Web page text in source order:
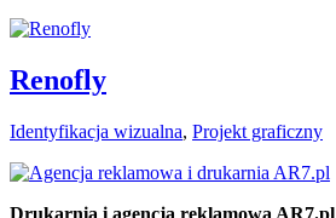
Renofly
Identyfikacja wizualna, Projekt graficzny
Drukarnia i agencja reklamowa AR7.pl